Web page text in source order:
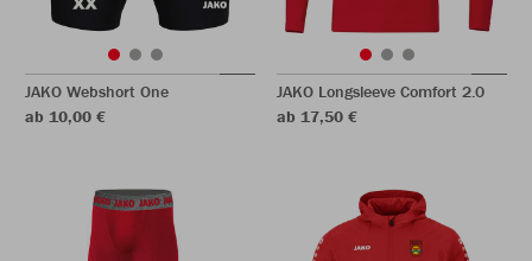
JAKO Webshort One
ab 10,00 €
JAKO Longsleeve Comfort 2.0
ab 17,50 €